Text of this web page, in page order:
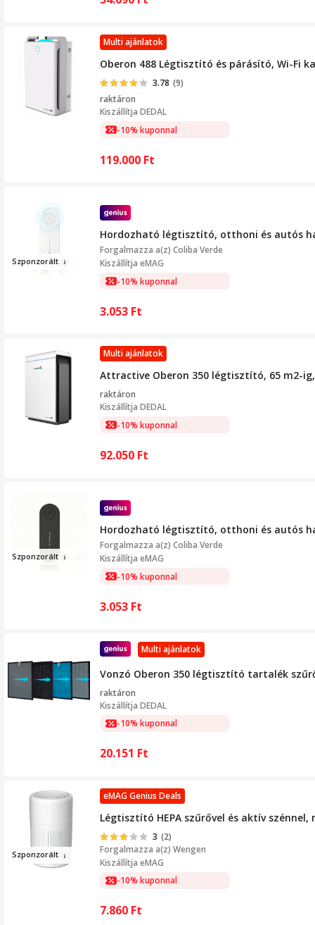
Multi ajánlatok
Oberon 488 Légtisztító és párásító, Wi-Fi
3.78 (9)
raktáron
Kiszállítja DEDAL
-10% kuponnal
119.000 Ft
Szponzorált
Hordozható légtisztító, otthoni és autós
Forgalmazza a(z) Coliba Verde
Kiszállítja eMAG
-10% kuponnal
3.053 Ft
Multi ajánlatok
Attractive Oberon 350 légtisztító, 65 m2-
raktáron
Kiszállítja DEDAL
-10% kuponnal
92.050 Ft
Szponzorált
Hordozható légtisztító, otthoni és autós
Forgalmazza a(z) Coliba Verde
Kiszállítja eMAG
-10% kuponnal
3.053 Ft
Multi ajánlatok
Vonzó Oberon 350 légtisztító tartalék
raktáron
Kiszállítja DEDAL
-10% kuponnal
20.151 Ft
Szponzorált
eMAG Genius Deals
Légtisztító HEPA szűrővel és aktív
3 (2)
Forgalmazza a(z) Wengen
Kiszállítja eMAG
-10% kuponnal
7.860 Ft